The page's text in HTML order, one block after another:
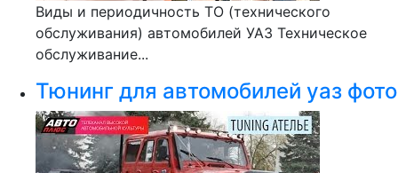
Виды и периодичность ТО (технического
обслуживания) автомобилей УАЗ Техническое
обслуживание...
Тюнинг для автомобилей уаз фото